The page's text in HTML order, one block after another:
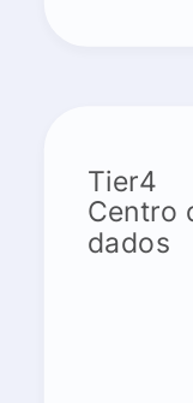
Tier4
Centro
dados